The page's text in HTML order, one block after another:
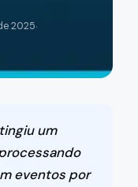
2025·
um
eventos por